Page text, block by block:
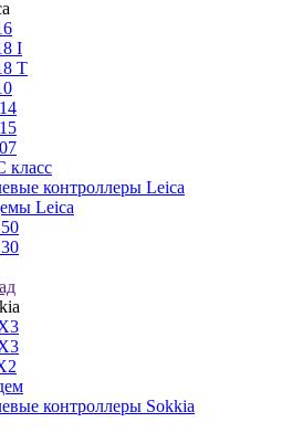
I
T
класс
контроллеры Leica
Leica
контроллеры Sokkia